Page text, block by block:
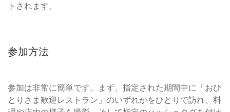
トされます。
参加方法
参加は非常に簡単です。まず、指定された期間中に「おひ
とりさま歓迎レストラン」のいずれかをひとりで訪れ、料